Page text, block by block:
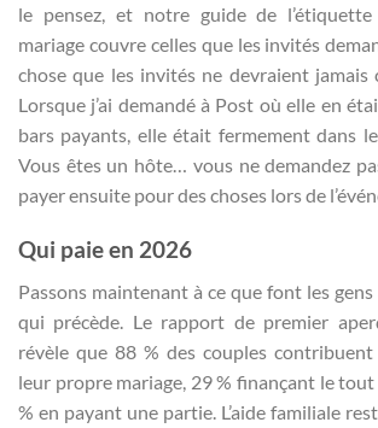
le pensez, et notre guide de
mariage couvre celles que les invités
chose que les invités ne devraient jamais
Lorsque j’ai demandé à Post où elle en
bars payants, elle était fermement dans
Vous êtes un hôte… vous ne demandez
payer ensuite pour des choses lors de
Qui paie en 2026
Passons maintenant à ce que font les
qui précède. Le rapport de premier
révèle que 88 % des couples
leur propre mariage, 29 % finançant le
% en payant une partie. L’aide familiale